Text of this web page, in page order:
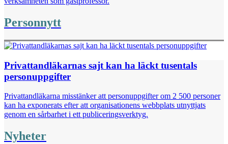
Personnytt
Privattandläkarnas sajt kan ha läckt tusentals
personuppgifter
Privattandläkarna misstänker att personuppgifter om 2 500 personer
kan ha exponerats efter att organisationens webbplats utnyttjats
genom en sårbarhet i ett publiceringsverktyg.
Nyheter